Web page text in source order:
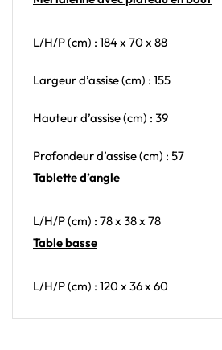
L/H/P (cm) : 184 x 70 x 88
Largeur d’assise (cm) : 155
Hauteur d’assise (cm) : 39
Profondeur d’assise (cm) : 57
Tablette d’angle
L/H/P (cm) : 78 x 38 x 78
Table basse
L/H/P (cm) : 120 x 36 x 60